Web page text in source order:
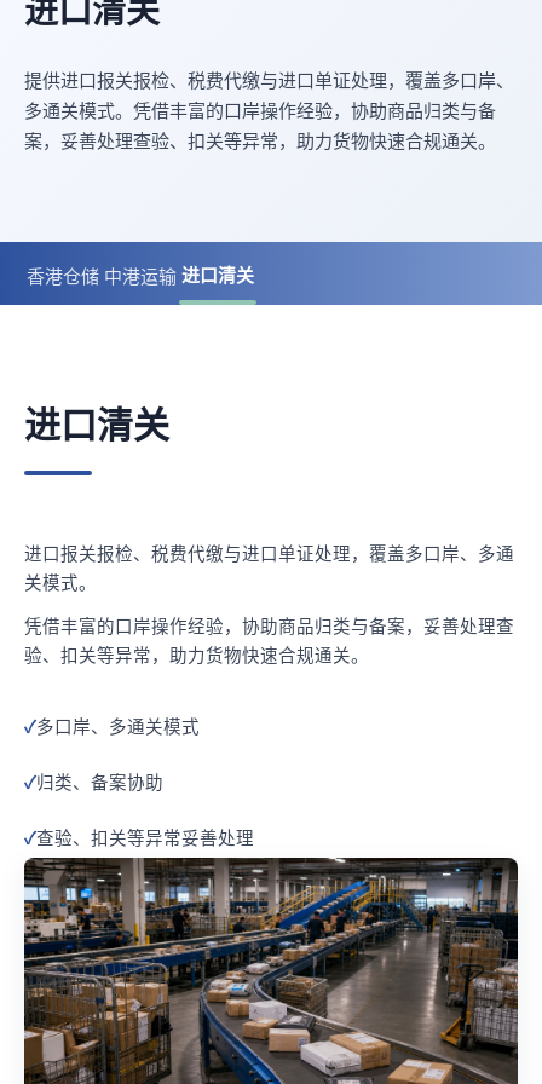
提供进口报关报检、税费代缴与进口单证处理，覆盖多口岸、
多通关模式。凭借丰富的口岸操作经验，协助商品归类与备
案，妥善处理查验、扣关等异常，助力货物快速合规通关。
香港仓储 中港运输进口清关
进口清关
进口报关报检、税费代缴与进口单证处理，覆盖多口岸、多通
关模式。
凭借丰富的口岸操作经验，协助商品归类与备案，妥善处理查
验、扣关等异常，助力货物快速合规通关。
多口岸、多通关模式
归类、备案协助
查验、扣关等异常妥善处理